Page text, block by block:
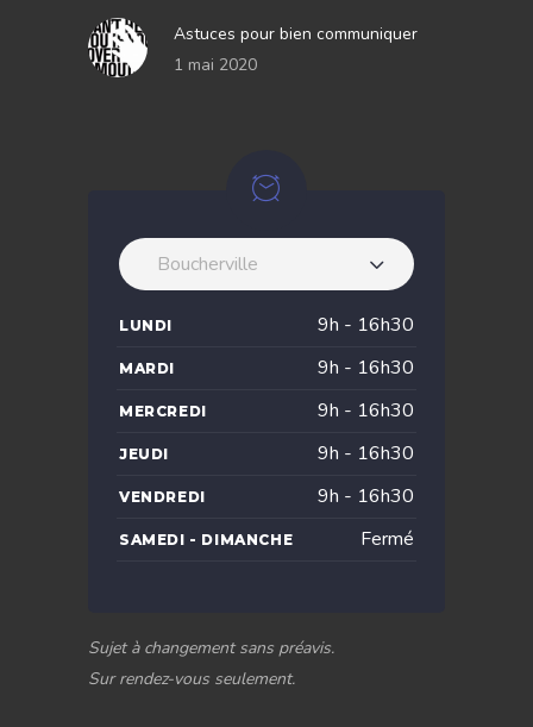
Astuces pour bien communiquer
1 mai 2020
Boucherville
LUNDI 9h - 16h30
MARDI 9h - 16h30
MERCREDI 9h - 16h30
JEUDI 9h - 16h30
VENDREDI 9h - 16h30
SAMEDI - DIMANCHE Fermé
Sujet à changement sans préavis.
Sur rendez-vous seulement.